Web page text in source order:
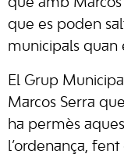
que amb
que es poden
municipals quan
El Grup
Marcos Serra
ha permès
l’ordenança,